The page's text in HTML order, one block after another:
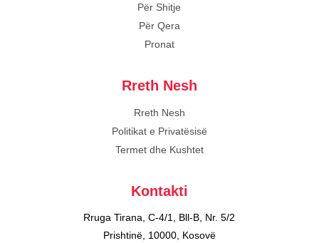
Për Shitje
Për Qera
Pronat
Rreth Nesh
Rreth Nesh
Politikat e Privatësisë
Termet dhe Kushtet
Kontakti
Rruga Tirana, C-4/1, Bll-B, Nr. 5/2
Prishtinë, 10000, Kosovë